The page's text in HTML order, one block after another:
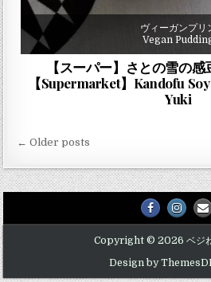
ヴィーガンプリ
Vegan
【スーパー】さとの雪の
【Supermarket】Kandofu
Yuki
投稿ナビゲーション
← Older posts
Facebook
Copyright © 2026 ベジ
Design by